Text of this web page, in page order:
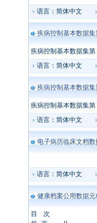
语言：简体中文
疾病控制基本数据
疾病控制基本数据集
语言：简体中文
疾病控制基本数据
疾病控制基本数据集
语言：简体中文
电子病历临床文档
语言：简体中文
健康档案公用数据元
目 次